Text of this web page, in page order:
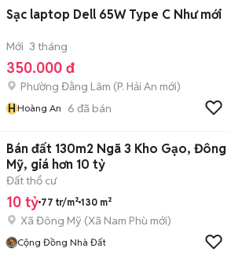
Sạc laptop Dell 65W Type C Như mới
Mới 3 tháng
350.000 đ
Phường Đằng Lâm (P. Hải An mới)
HHoàng An 6 đã bán
Bán đất 130m2 Ngã 3 Kho Gạo, Đông
Mỹ, giá hơn 10 tỷ
Đất thổ cư
10 tỷ 77 tr/m² 130 m²
Xã Đông Mỹ (Xã Nam Phù mới)
Cộng Đồng Nhà Đất